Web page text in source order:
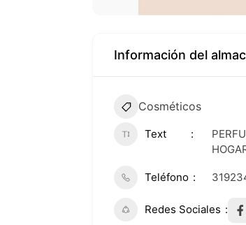
Información del
Cosméticos
Text
Teléfono
Redes Sociales